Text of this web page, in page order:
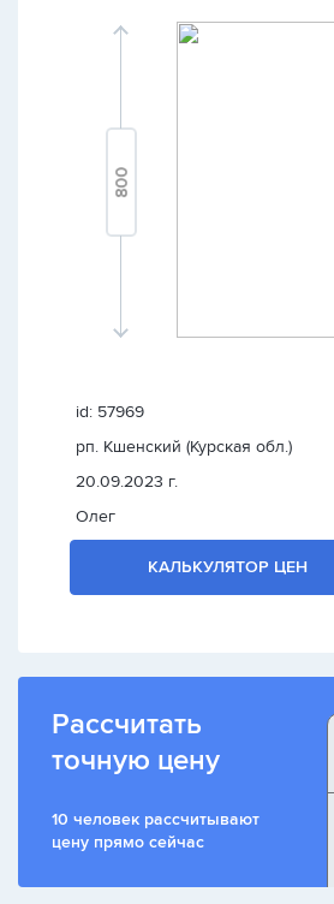
id: 57969
рп. Кшенский (Курская обл.)
20.09.2023 г.
Олег
КАЛЬКУЛЯТОР ЦЕН
Рассчитать
точную цену
10 человек рассчитывают
цену прямо сейчас